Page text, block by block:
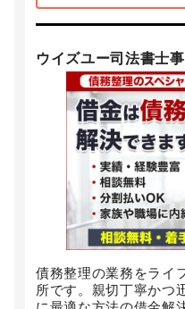
ウイズユー司法書士
債務整理の業務をライ
所です。親切丁寧かつ